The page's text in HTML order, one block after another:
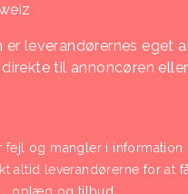
leverandørernes eget
til annoncøren
fejl og mangler i information
altid leverandørerne for at